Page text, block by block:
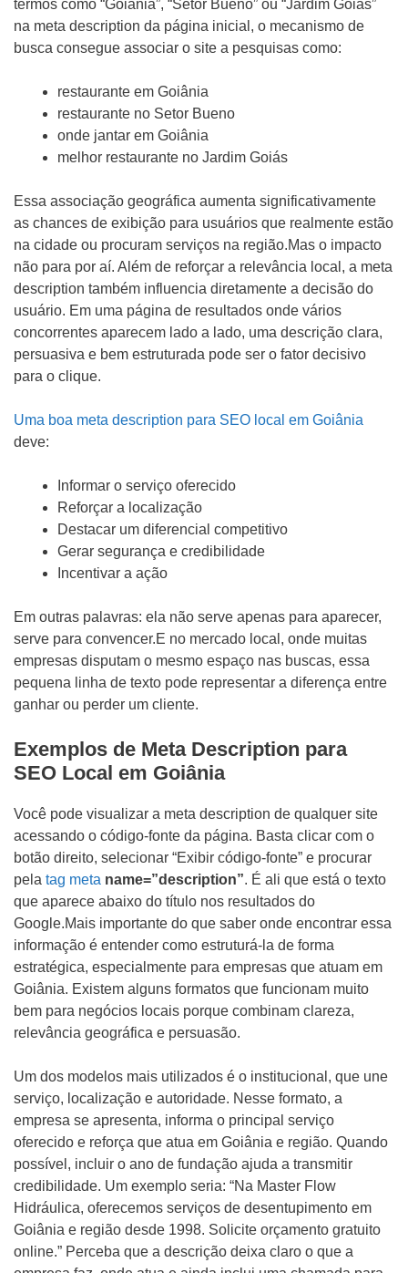
termos como “Goiânia”, “Setor Bueno” ou “Jardim Goiás”
na meta description da página inicial, o mecanismo de
busca consegue associar o site a pesquisas como:
restaurante em Goiânia
restaurante no Setor Bueno
onde jantar em Goiânia
melhor restaurante no Jardim Goiás
Essa associação geográfica aumenta significativamente
as chances de exibição para usuários que realmente estão
na cidade ou procuram serviços na região.Mas o impacto
não para por aí. Além de reforçar a relevância local, a meta
description também influencia diretamente a decisão do
usuário. Em uma página de resultados onde vários
concorrentes aparecem lado a lado, uma descrição clara,
persuasiva e bem estruturada pode ser o fator decisivo
para o clique.
Uma boa meta description para SEO local em Goiânia
deve:
Informar o serviço oferecido
Reforçar a localização
Destacar um diferencial competitivo
Gerar segurança e credibilidade
Incentivar a ação
Em outras palavras: ela não serve apenas para aparecer,
serve para convencer.E no mercado local, onde muitas
empresas disputam o mesmo espaço nas buscas, essa
pequena linha de texto pode representar a diferença entre
ganhar ou perder um cliente.
Exemplos de Meta Description para
SEO Local em Goiânia
Você pode visualizar a meta description de qualquer site
acessando o código-fonte da página. Basta clicar com o
botão direito, selecionar “Exibir código-fonte” e procurar
pela tag meta name=”description”. É ali que está o texto
que aparece abaixo do título nos resultados do
Google.Mais importante do que saber onde encontrar essa
informação é entender como estruturá-la de forma
estratégica, especialmente para empresas que atuam em
Goiânia. Existem alguns formatos que funcionam muito
bem para negócios locais porque combinam clareza,
relevância geográfica e persuasão.
Um dos modelos mais utilizados é o institucional, que une
serviço, localização e autoridade. Nesse formato, a
empresa se apresenta, informa o principal serviço
oferecido e reforça que atua em Goiânia e região. Quando
possível, incluir o ano de fundação ajuda a transmitir
credibilidade. Um exemplo seria: “Na Master Flow
Hidráulica, oferecemos serviços de desentupimento em
Goiânia e região desde 1998. Solicite orçamento gratuito
online.” Perceba que a descrição deixa claro o que a
P
r
j
e
t
WHATSAPP: (62) 99168 - 8014